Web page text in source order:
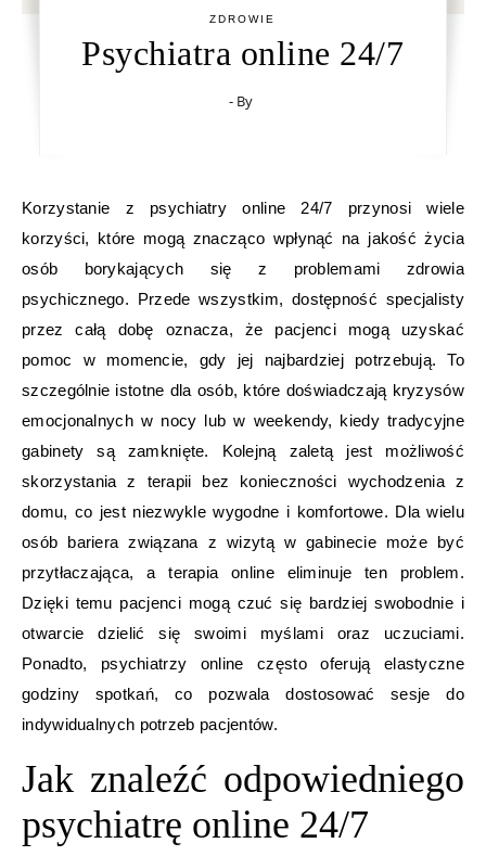
ZDROWIE
Psychiatra online 24/7
- By
Korzystanie z psychiatry online 24/7 przynosi wiele
korzyści, które mogą znacząco wpłynąć na jakość życia
osób borykających się z problemami zdrowia
psychicznego. Przede wszystkim, dostępność specjalisty
przez całą dobę oznacza, że pacjenci mogą uzyskać
pomoc w momencie, gdy jej najbardziej potrzebują. To
szczególnie istotne dla osób, które doświadczają kryzysów
emocjonalnych w nocy lub w weekendy, kiedy tradycyjne
gabinety są zamknięte. Kolejną zaletą jest możliwość
skorzystania z terapii bez konieczności wychodzenia z
domu, co jest niezwykle wygodne i komfortowe. Dla wielu
osób bariera związana z wizytą w gabinecie może być
przytłaczająca, a terapia online eliminuje ten problem.
Dzięki temu pacjenci mogą czuć się bardziej swobodnie i
otwarcie dzielić się swoimi myślami oraz uczuciami.
Ponadto, psychiatrzy online często oferują elastyczne
godziny spotkań, co pozwala dostosować sesje do
indywidualnych potrzeb pacjentów.
Jak znaleźć odpowiedniego
psychiatrę online 24/7